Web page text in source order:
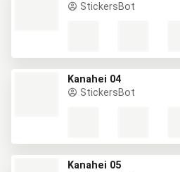
StickersBot
Kanahei 04
StickersBot
Kanahei 05